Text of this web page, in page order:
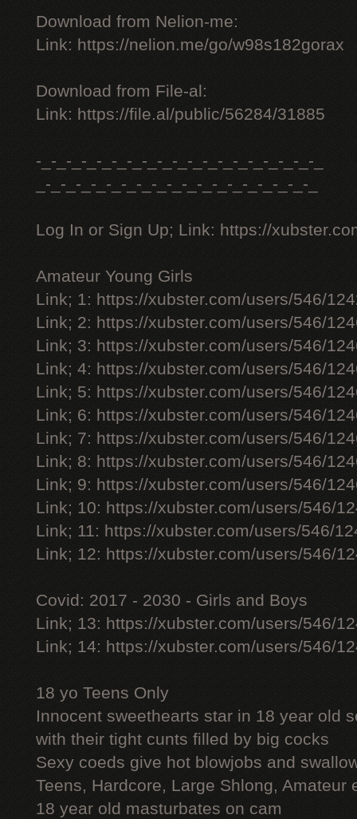
Download from Nelion-me:
Link: https://nelion.me/go/w98s182gorax
Download from File-al:
Link: https://file.al/public/56284/31885
-_-_-_-_-_-_-_-_-_-_-_-_-_-_-_-_-_-_-_
_-_-_-_-_-_-_-_-_-_-_-_-_-_-_-_-_-_-_
Log In or Sign Up; Link: https://
Amateur Young Girls
Link; 1: https://xubster.com/users/546/
Link; 2: https://xubster.com/users/546/
Link; 3: https://xubster.com/users/546/
Link; 4: https://xubster.com/users/546/
Link; 5: https://xubster.com/users/546/
Link; 6: https://xubster.com/users/546/
Link; 7: https://xubster.com/users/546/
Link; 8: https://xubster.com/users/546/
Link; 9: https://xubster.com/users/546/
Link; 10: https://xubster.com/users/546/
Link; 11: https://xubster.com/users/546/
Link; 12: https://xubster.com/users/546/
Covid: 2017 - 2030 - Girls and Boys
Link; 13: https://xubster.com/users/546/
Link; 14: https://xubster.com/users/546/
18 yo Teens Only
Innocent sweethearts star in 18 year old
with their tight cunts filled by big cocks
Sexy coeds give hot blowjobs and
Teens, Hardcore, Large Shlong, Amateur
18 year old masturbates on cam